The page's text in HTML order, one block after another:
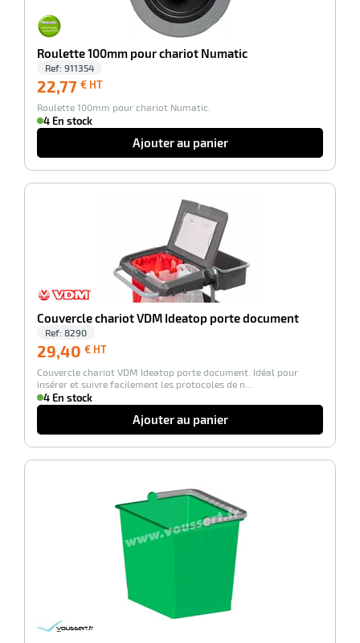
Roulette 100mm pour chariot Numatic
Ref: 911354
22,77 € HT
HT
Roulette 100mm pour chariot Numatic.
4 En stock
Ajouter au panier
Couvercle chariot VDM Ideatop porte document
Ref: 8290
29,40 € HT
HT
Couvercle chariot VDM Ideatop porte document. Idéal pour
insérer et suivre facilement les protocoles de n…
4 En stock
Ajouter au panier